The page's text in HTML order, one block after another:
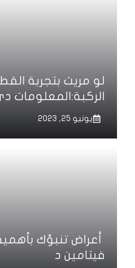
لو مريت بتجربة
يونيو 25, 2023
أعراض تنبؤك
فيتامين د